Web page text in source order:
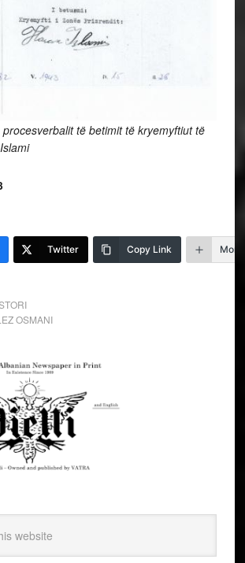
të betimit të kryemyftiut të
Twitter Copy Link More
OSMANI